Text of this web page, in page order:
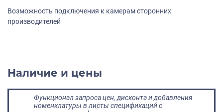
Возможность подключения к камерам сторонних
производителей
Наличие и цены
Функционал запроса цен, дисконта и добавления
номенклатуры в листы спецификаций с